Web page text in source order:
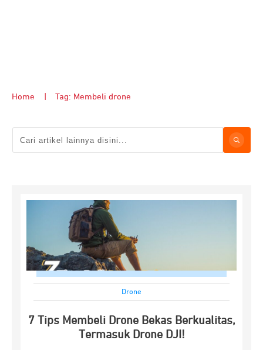
Home Tag: Membeli drone
Drone
7 Tips Membeli Drone Bekas Berkualitas,
Termasuk Drone DJI!